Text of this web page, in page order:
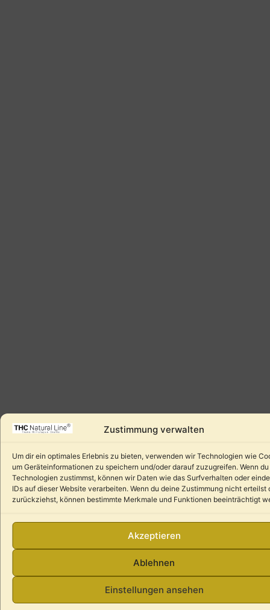
Zustimmung verwalten
Um dir ein optimales Erlebnis zu bieten, verwenden wir Technologien wie
um Geräteinformationen zu speichern und/oder darauf zuzugreifen. Wenn
Technologien zustimmst, können wir Daten wie das Surfverhalten oder
IDs auf dieser Website verarbeiten. Wenn du deine Zustimmung nicht erteilst
zurückziehst, können bestimmte Merkmale und Funktionen beeinträchtigt
Akzeptieren
Ablehnen
Einstellungen ansehen